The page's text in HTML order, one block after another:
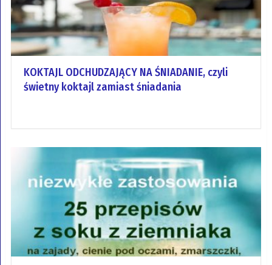
KOKTAJL ODCHUDZAJĄCY NA ŚNIADANIE, czyli
świetny koktajl zamiast śniadania